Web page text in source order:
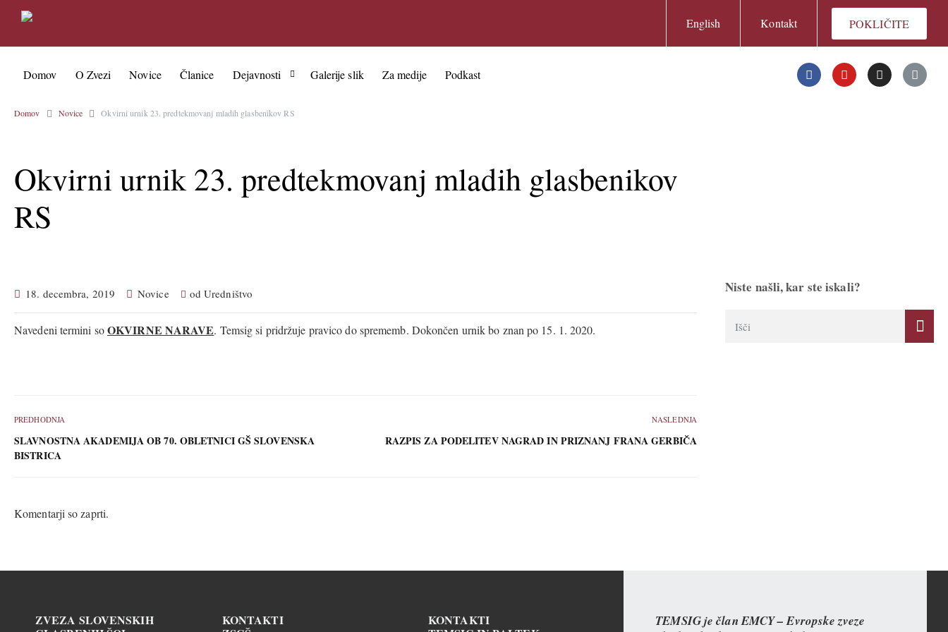
English Kontakt POKLIČITE
Domov O Zvezi Novice Članice Dejavnosti Galerije slik Za medije Podkast
Domov Novice Okvirni urnik 23. predtekmovanj mladih glasbenikov RS
Okvirni urnik 23. predtekmovanj mladih glasbenikov
RS
18. decembra, 2019 Novice odUredništvo
Navedeni termini soOKVIRNE NARAVE. Temsig si pridržuje pravico do sprememb. Dokončen urnik bo znan po 15. 1. 2020.
PREDHODNJA
SLAVNOSTNA AKADEMIJA OB 70. OBLETNICI GŠ SLOVENSKA
BISTRICA
NASLEDNJA
RAZPIS ZA PODELITEV NAGRAD IN PRIZNANJ FRANA GERBIČA
Komentarji so zaprti.
Niste našli, kar ste iskali?
ZVEZA SLOVENSKIH
KONTAKTI
KONTAKTI
TEMSIG je član EMCY – Evropske zveze